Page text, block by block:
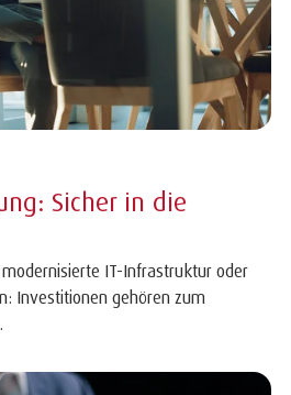
Sicher in die
IT-Infrastruktur oder
Investitionen gehören zum